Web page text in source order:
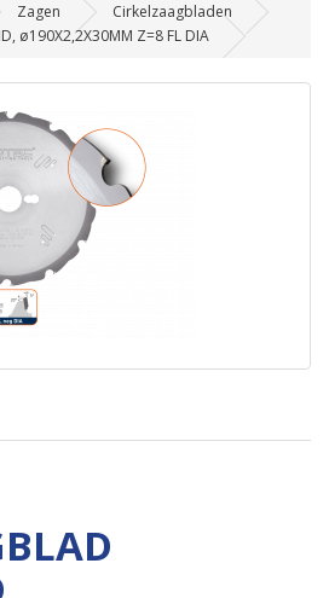
Zagen
Cirkelzaagbladen
ø190X2,2X30MM Z=8 FL DIA